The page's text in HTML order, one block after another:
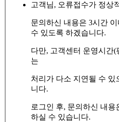
고객님, 오류접수가 정상
문의하신 내용은 3시간
수 있도록 하겠습니다.
다만, 고객센터 운영시간(
는
처리가 다소 지연될 수 있
니다.
로그인 후, 문의하신 내용
하실 수 있습니다.